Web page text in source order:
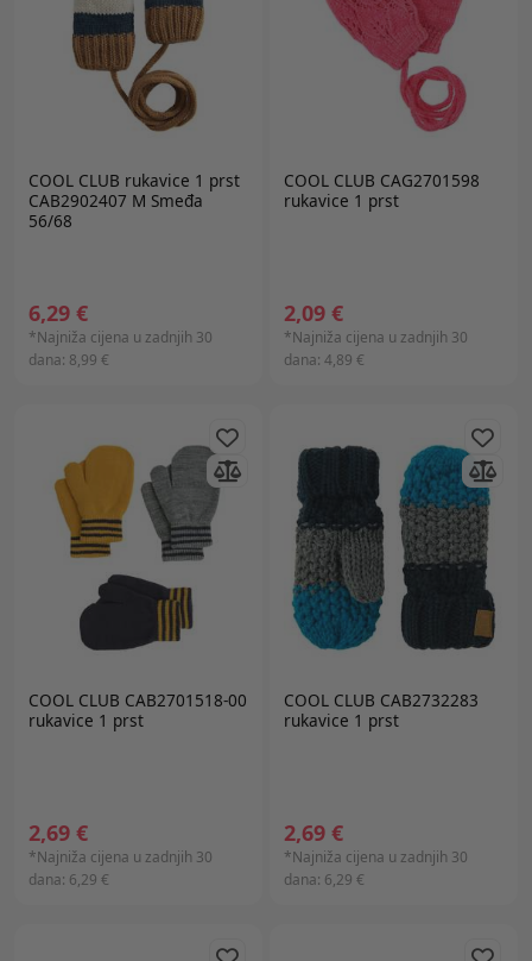
COOL CLUB rukavice 1 prst
CAB2902407 M Smeđa
56/68
6,29 €
*Najniža cijena u zadnjih 30
dana: 8,99 €
COOL CLUB CAG2701598
rukavice 1 prst
2,09 €
*Najniža cijena u zadnjih 30
dana: 4,89 €
COOL CLUB CAB2701518-00
rukavice 1 prst
2,69 €
*Najniža cijena u zadnjih 30
dana: 6,29 €
COOL CLUB CAB2732283
rukavice 1 prst
2,69 €
*Najniža cijena u zadnjih 30
dana: 6,29 €